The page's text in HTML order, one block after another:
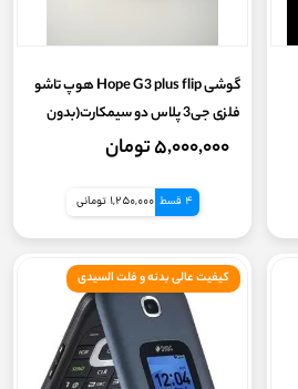
گوشی Hope G3 plus flip هوپ تاشو
فلزی جی3 پلاس دو سیمکارت(بدون
گارانتی شرکتی)
۵,۰۰۰,۰۰۰ تومان
4 قسط 1,250,000 تومانی
کیفیت عالی بدنه و فلت السیدی